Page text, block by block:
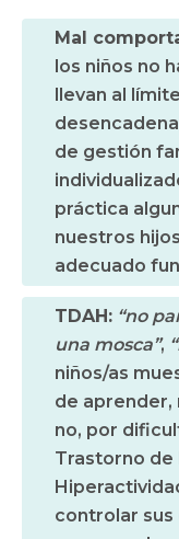
Mal
los niños no
llevan al
de gestión
práctica
nuestros
adecuado
TDAH: “no
una mosca”,
niños/as
de aprender,
no, por
Trastorno
controlar sus